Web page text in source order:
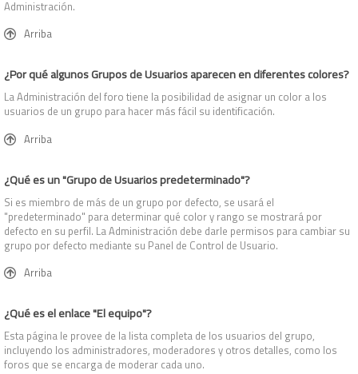
Administración.
Arriba
¿Por qué algunos Grupos de Usuarios aparecen en diferentes colores?
La Administración del foro tiene la posibilidad de asignar un color a los
usuarios de un grupo para hacer más fácil su identificación.
Arriba
¿Qué es un "Grupo de Usuarios predeterminado"?
Si es miembro de más de un grupo por defecto, se usará el
"predeterminado" para determinar qué color y rango se mostrará por
defecto en su perfil. La Administración debe darle permisos para cambiar su
grupo por defecto mediante su Panel de Control de Usuario.
Arriba
¿Qué es el enlace "El equipo"?
Esta página le provee de la lista completa de los usuarios del grupo,
incluyendo los administradores, moderadores y otros detalles, como los
foros que se encarga de moderar cada uno.